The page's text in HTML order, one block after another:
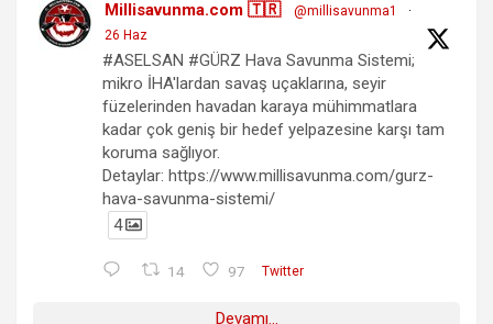
Millisavunma.com 🇹🇷 @millisavunma1
·
26 Haz
#ASELSAN #GÜRZ Hava Savunma Sistemi;
mikro İHA'lardan savaş uçaklarına, seyir
füzelerinden havadan karaya mühimmatlara
kadar çok geniş bir hedef yelpazesine karşı tam
koruma sağlıyor.
Detaylar: https://www.millisavunma.com/gurz-
hava-savunma-sistemi/
4
14 97 Twitter
Devamı...